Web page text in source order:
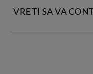
VRETI SA VA